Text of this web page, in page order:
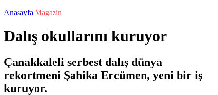
Anasayfa Magazin
Dalış okullarını kuruyor
Çanakkaleli serbest dalış dünya
rekortmeni Şahika Ercümen, yeni bir iş
kuruyor.